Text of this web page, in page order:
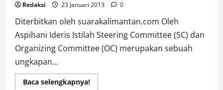
Redaksi 23 Januari 2013 0
Diterbitkan oleh suarakalimantan.com Oleh
Aspihani Ideris Istilah Steering Committee (SC) dan
Organizing Committee (OC) merupakan sebuah
ungkapan...
Baca selengkapnya!Read